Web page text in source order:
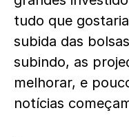
tudo que
subida das
subindo, as
melhorar, e
notícias